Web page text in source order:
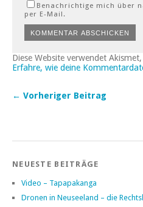
Benachrichtige mich über
per E-Mail.
Diese Website verwendet
Erfahre, wie deine
← Vorheriger Beitrag
NEUESTE BEITRÄGE
Video – Tapapakanga
Dronen in Neuseeland – die